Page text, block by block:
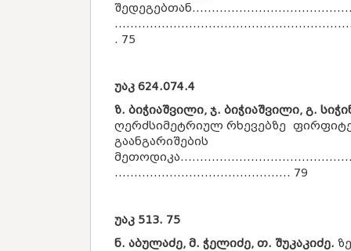
. 75
უაკ 624.074.4
ზ. ბიჭიაშვილი, ჯ. ბიჭიაშვილი, გ.
ღერძსიმეტრიულ რხევებზე
გაანგარიშების
............................................. 79
უაკ 513. 75
ნ. აბულაძე, მ. ჭელიძე, თ. შუკაკიძე.